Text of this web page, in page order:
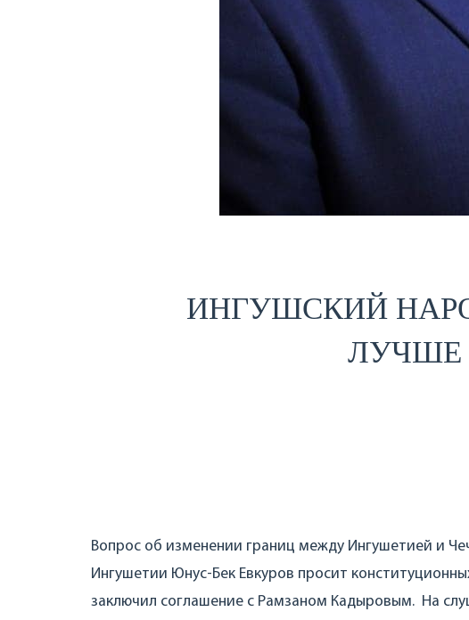
ИНГУШСКИЙ
ЛУЧШЕ
Вопрос об изменении границ между Ингушетией и
Ингушетии Юнус-Бек Евкуров просит
заключил соглашение с Рамзаном Кадыровым. На